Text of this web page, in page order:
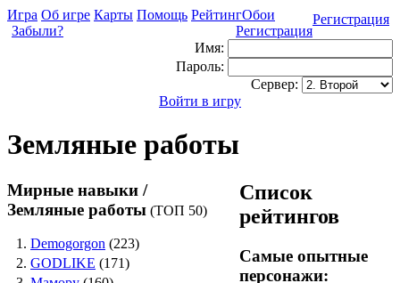
Регистрация
Игра Об игре Карты Помощь РейтингОбои
Регистрация
Забыли?
Имя:
Пароль:
Сервер:
Войти в игру
Земляные работы
Мирные навыки /
Земляные работы (ТОП 50)
1. Demogorgon (223)
2. GODLIKE (171)
Список
рейтингов
Самые опытные
персонажи: